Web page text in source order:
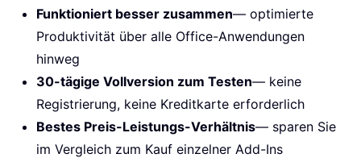
Funktioniert besser zusammen— optimierte
Produktivität über alle Office-Anwendungen
hinweg
30-tägige Vollversion zum Testen— keine
Registrierung, keine Kreditkarte erforderlich
Bestes Preis-Leistungs-Verhältnis— sparen Sie
im Vergleich zum Kauf einzelner Add-Ins